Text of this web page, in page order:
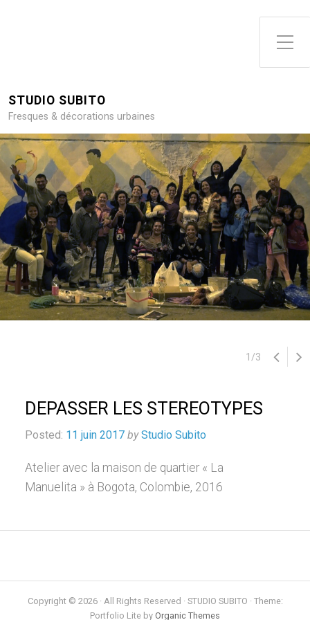
Toggle Side Menu
STUDIO SUBITO
Fresques & décorations urbaines
1/3
DEPASSER LES STEREOTYPES
Posted: 11 juin 2017 by Studio Subito
Atelier avec la maison de quartier « La
Manuelita » à Bogota, Colombie, 2016
Copyright © 2026 · All Rights Reserved · STUDIO SUBITO · Theme:
Portfolio Lite by Organic Themes